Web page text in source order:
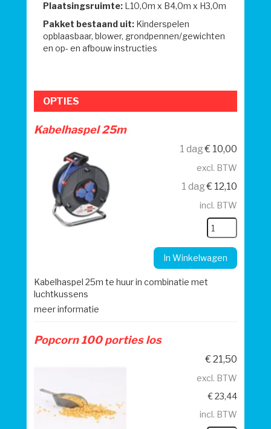
Plaatsingsruimte: L10,0m x B4,0m x H3,0m
Pakket bestaand uit: Kinderspelen
opblaasbaar, blower, grondpennen/gewichten
en op- en afbouw instructies
OPTIES
Kabelhaspel 25m
1 dag€ 10,00
excl. BTW
1 dag€ 12,10
incl. BTW
In Winkelwagen
Kabelhaspel 25m te huur in combinatie met
luchtkussens
meer informatie
Popcorn 100 porties los
€ 21,50
excl. BTW
€ 23,44
incl. BTW